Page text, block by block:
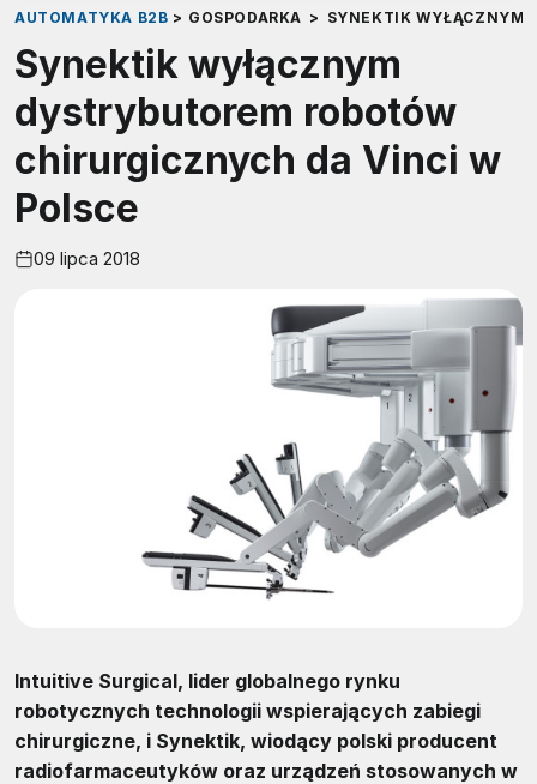
AUTOMATYKA B2B > GOSPODARKA > SYNEKTIK WYŁĄCZNYM
Synektik wyłącznym
dystrybutorem robotów
chirurgicznych da Vinci w
Polsce
09 lipca 2018
Intuitive Surgical, lider globalnego rynku
robotycznych technologii wspierających zabiegi
chirurgiczne, i Synektik, wiodący polski producent
radiofarmaceutyków oraz urządzeń stosowanych w